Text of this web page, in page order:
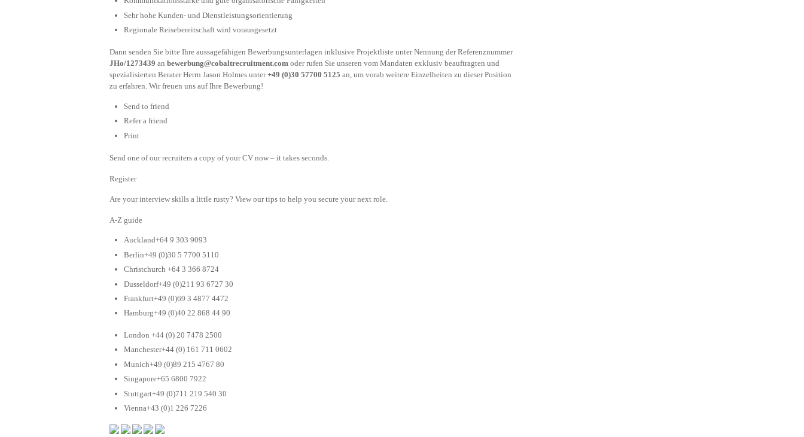
Sehr hohe Kunden- und Dienstleistungsorientierung
Regionale Reisebereitschaft wird vorausgesetzt
Dann senden Sie bitte Ihre aussagefähigen Bewerbungsunterlagen inklusive Projektliste unter Nennung der Referenznummer
JHo/1273439 an bewerbung@cobaltrecruitment.com oder rufen Sie unseren vom Mandaten exklusiv beauftragten und
spezialisierten Berater Herrn Jason Holmes unter+49 (0)30 57700 5125 an, um vorab weitere Einzelheiten zu dieser Position
zu erfahren. Wir freuen uns auf Ihre Bewerbung!
Send to friend
Refer a friend
Print
Send one of our recruiters a copy of your CV now – it takes seconds.
Register
Are your interview skills a little rusty? View our tips to help you secure your next role.
A-Z guide
Auckland+64 9 303 9093
Berlin+49 (0)30 5 7700 5110
Christchurch +64 3 366 8724
Dusseldorf+49 (0)211 93 6727 30
Frankfurt+49 (0)69 3 4877 4472
Hamburg+49 (0)40 22 868 44 90
London +44 (0) 20 7478 2500
Manchester+44 (0) 161 711 0602
Munich+49 (0)89 215 4767 80
Singapore+65 6800 7922
Stuttgart+49 (0)711 219 540 30
Vienna+43 (0)1 226 7226